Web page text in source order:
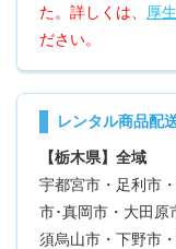
た。詳しくは、 厚
ださい。
レンタル商品配
【栃木県】全域
宇都宮市・足利市
市･真岡市・大田原
須烏山市・下野市